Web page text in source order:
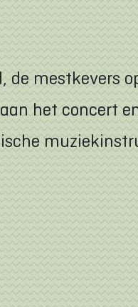
de mestkevers
het concert